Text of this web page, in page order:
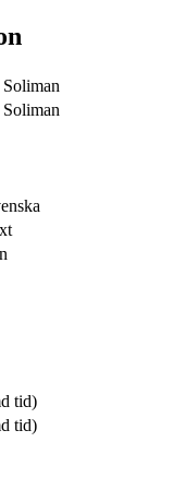
tid)
tid)